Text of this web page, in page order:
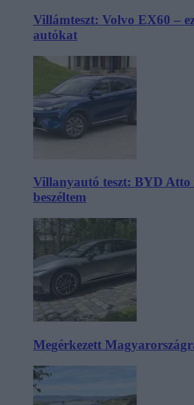
Villámteszt: Volvo EX60 –
autókat
Villanyautó teszt: BYD
beszéltem
Megérkezett